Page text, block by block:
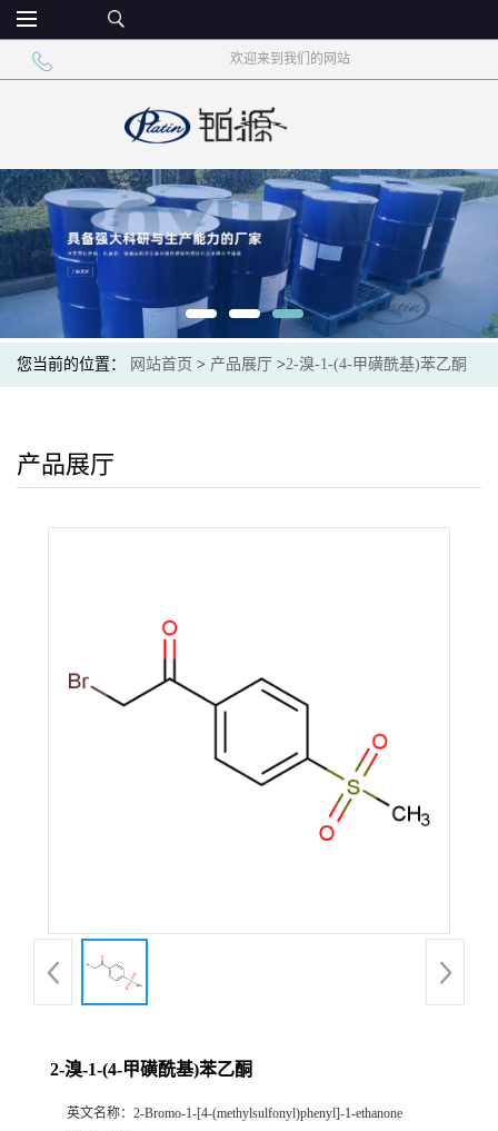
欢迎来到我们的网站
您当前的位置： 网站首页 > 产品展厅 >2-溴-1-(4-甲磺酰基)苯乙酮
产品展厅
2-溴-1-(4-甲磺酰基)苯乙酮
英文名称： 2-Bromo-1-[4-(methylsulfonyl)phenyl]-1-ethanone